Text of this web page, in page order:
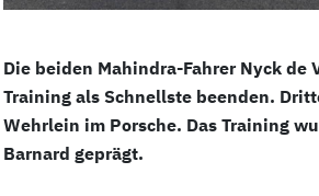
Die beiden Mahindra-Fahrer Nyck de
Training als Schnellste beenden.
Wehrlein im Porsche. Das Training
Barnard geprägt.